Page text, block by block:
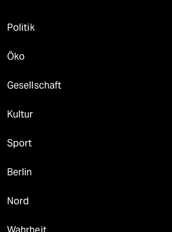
Politik
Öko
Gesellschaft
Kultur
Sport
Berlin
Nord